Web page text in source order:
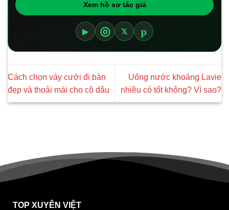
Xem hồ sơ tác giả
▶ ◎ 𝕏 p
Cách chọn váy cưới đi bàn
đẹp và thoải mái cho cô dâu
Uống nước khoáng Lavie
nhiều có tốt không? Vì sao?
TOP XUYÊN VIỆT